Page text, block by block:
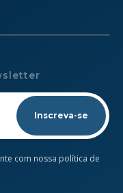
com nossa política de